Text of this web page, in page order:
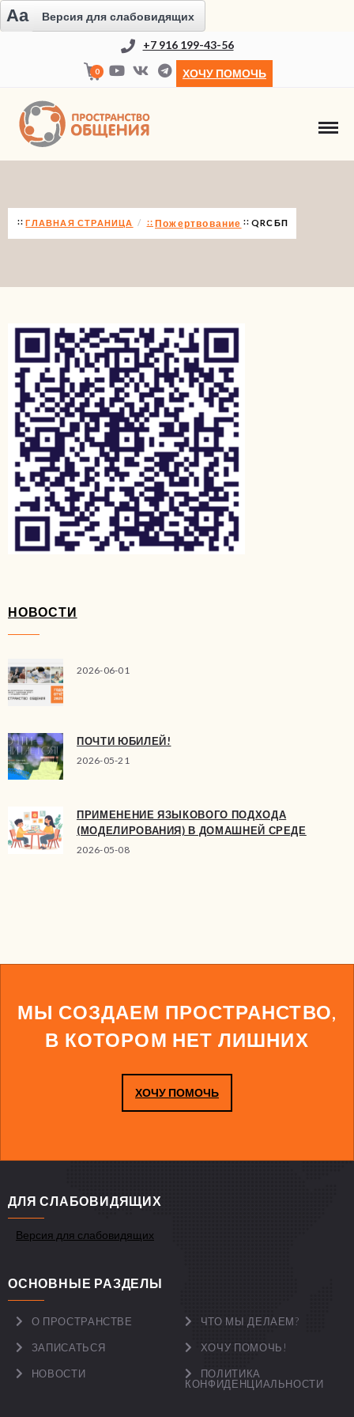
Aa Версия для слабовидящих
+7 916 199-43-56
0 ХОЧУ ПОМОЧЬ
ГЛАВНАЯ СТРАНИЦА Пожертвование QRСБП
НОВОСТИ
2026-06-01
ПОЧТИ ЮБИЛЕЙ!
2026-05-21
ПРИМЕНЕНИЕ ЯЗЫКОВОГО ПОДХОДА
(МОДЕЛИРОВАНИЯ) В ДОМАШНЕЙ СРЕДЕ
2026-05-08
МЫ СОЗДАЕМ ПРОСТРАНСТВО,
В КОТОРОМ НЕТ ЛИШНИХ
ХОЧУ ПОМОЧЬ
ДЛЯ СЛАБОВИДЯЩИХ
Версия для слабовидящих
ОСНОВНЫЕ РАЗДЕЛЫ
О ПРОСТРАНСТВЕ ЧТО МЫ ДЕЛАЕМ?
ЗАПИСАТЬСЯ ХОЧУ ПОМОЧЬ!
НОВОСТИ
ПОЛИТИКА
КОНФИДЕНЦИАЛЬНОСТИ